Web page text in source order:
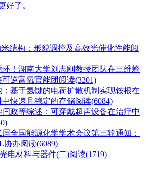
好了。
米结构：形貌调控及高效光催化性能阅
环！湖南大学刘志刚教授团队在三维蜂
逆富氧官能团 阅读(3201)
基于氢键的电荷扩散机制实现铵根在
快速且稳定的存储阅读(6084)
政等综述：可穿戴超声设备在治疗中
全国能源化学学术会议第三轮通知：
协办阅读(6089)
电材料与器件(二)阅读(1719)